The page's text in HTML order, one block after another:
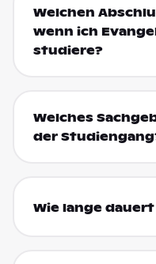
Welchen
wenn ich
studiere?
Welches
der
Wie lange